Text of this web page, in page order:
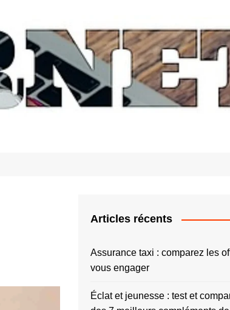
Articles récents
Assurance taxi : comparez les
vous engager
Éclat et jeunesse : test et